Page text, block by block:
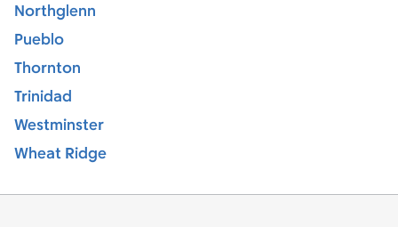
Northglenn
Pueblo
Thornton
Trinidad
Westminster
Wheat Ridge